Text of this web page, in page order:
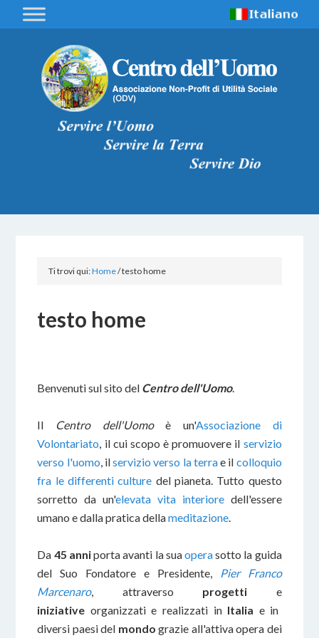
Ti trovi qui:Home/testo home
testo home
Benvenuti sul sito del Centro dell'Uomo.
Il Centro dell'Uomoè un'Associazione di
Volontariato, il cui scopo è promuovere il servizio
verso l'uomo, ilservizio verso la terrae il colloquio
fra le differenti culture del pianeta. Tutto questo
sorretto da un'elevata vita interioredell'essere
umano e dalla pratica dellameditazione.
Da 45 anniporta avanti la suaoperasotto la guida
del Suo Fondatore e Presidente,
Pier Franco
Marcenaro, attraverso progetti e
iniziative organizzati e realizzati in Italia e in
diversi paesi del mondograzie all'attiva opera dei